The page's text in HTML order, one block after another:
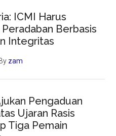
ICMI Harus
Berbasis
Integritas
zam
Pengaduan
Ujaran Rasis
Tiga Pemain